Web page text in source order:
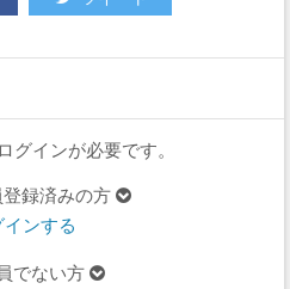
グインが必要です。
録済みの方
インする
でない方